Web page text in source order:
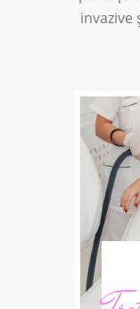
invazive